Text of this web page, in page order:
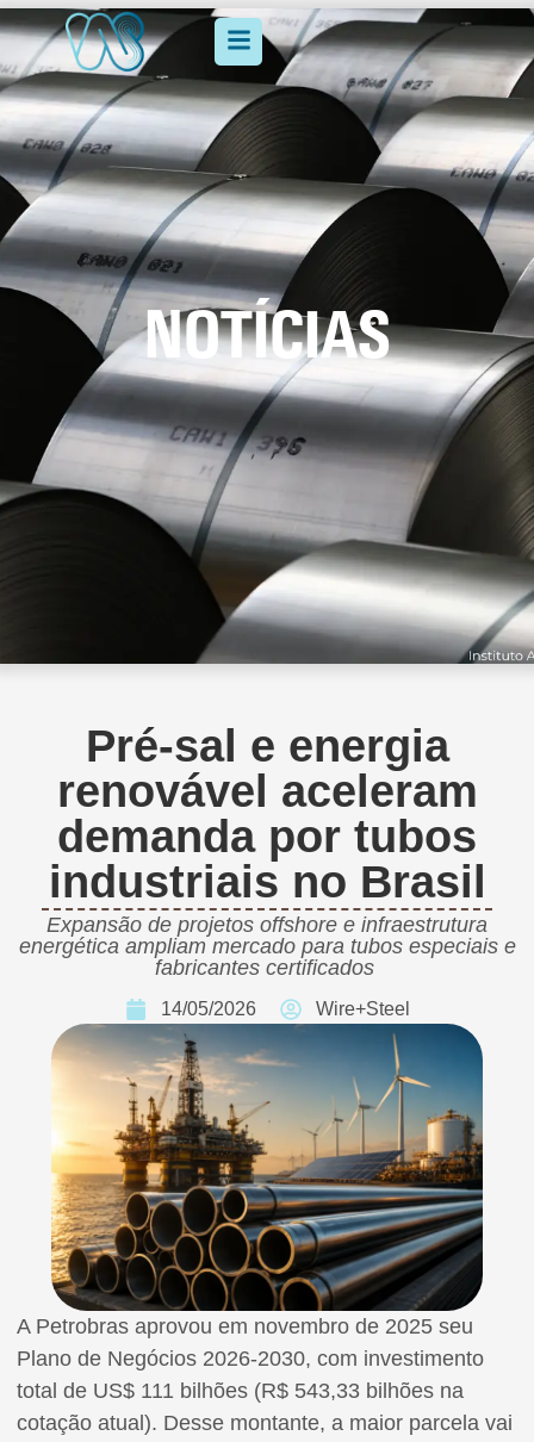
NOTÍCIAS
Pré-sal e energia
renovável aceleram
demanda por tubos
industriais no Brasil
Expansão de projetos offshore e infraestrutura
energética ampliam mercado para tubos especiais e
fabricantes certificados
14/05/2026 Wire+Steel
A Petrobras aprovou em novembro de 2025 seu
Plano de Negócios 2026-2030, com investimento
total de US$ 111 bilhões (R$ 543,33 bilhões na
cotação atual). Desse montante, a maior parcela vai